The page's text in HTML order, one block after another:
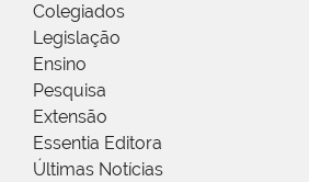
Colegiados
Legislação
Ensino
Pesquisa
Extensão
Essentia Editora
Últimas Notícias